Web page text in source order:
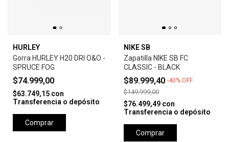
HURLEY
Gorra HURLEY H20 DRI O&O -
SPRUCE FOG
$74.999,00
$63.749,15 con
Transferencia o depósito
Comprar
NIKE SB
Zapatilla NIKE SB FC
CLASSIC - BLACK
$89.999,40 -40% OFF
$149.999,00
$76.499,49 con
Transferencia o depósito
Comprar